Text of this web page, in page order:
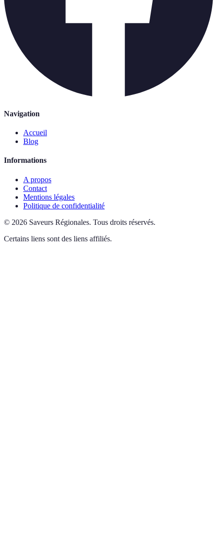
Navigation
Accueil
Blog
Informations
A propos
Contact
Mentions légales
Politique de confidentialité
© 2026 Saveurs Régionales. Tous droits réservés.
Certains liens sont des liens affiliés.